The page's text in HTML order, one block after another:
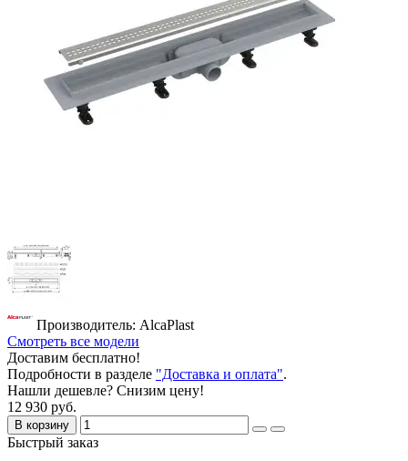
Производитель: AlcaPlast
Смотреть все модели
Доставим бесплатно!
Подробности в разделе "Доставка и оплата".
Нашли дешевле? Снизим цену!
12 930 руб.
В корзину
Быстрый заказ